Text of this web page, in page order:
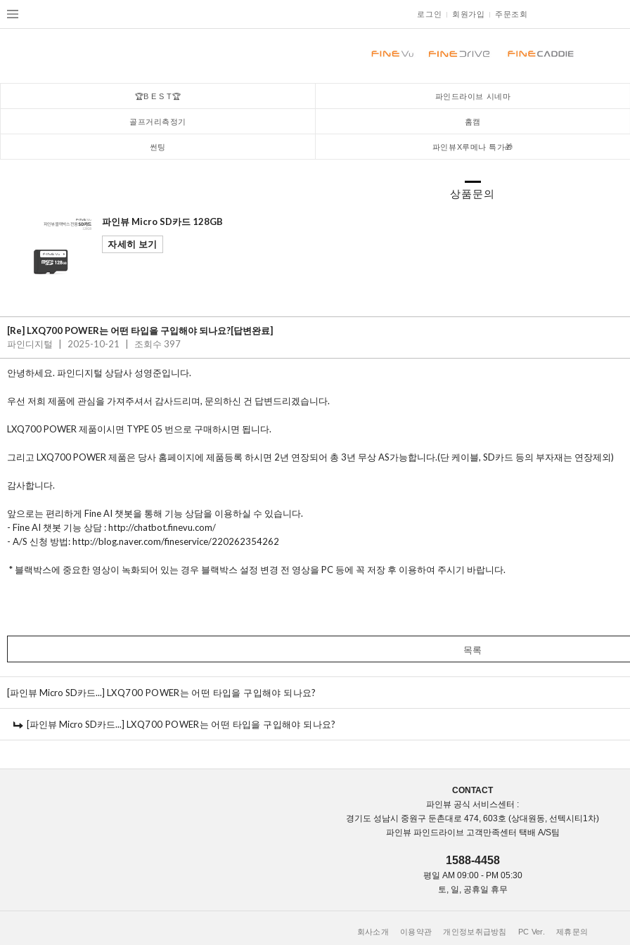
로그인 회원가입 주문조회
🏆B E S T🏆 파인드라이브 시네마
골프거리측정기 홈캠
썬팅 파인뷰X루메나 특가🎁
상품문의
파인뷰 Micro SD카드 128GB
자세히 보기
[Re] LXQ700 POWER는 어떤 타입을 구입해야 되나요?[답변완료]
파인디지털
2025-10-21 조회수 397
안녕하세요. 파인디지털 상담사 성영준입니다.
우선 저희 제품에 관심을 가져주셔서 감사드리며, 문의하신 건 답변드리겠습니다.
LXQ700 POWER 제품이시면 TYPE 05 번으로 구매하시면 됩니다.
그리고 LXQ700 POWER 제품은 당사 홈페이지에 제품등록 하시면 2년 연장되어 총 3년 무상 AS가능합니다.(단 케이블, SD카드 등의 부자재는 연장제외)
감사합니다.
앞으로는 편리하게 Fine AI 챗봇을 통해 기능 상담을 이용하실 수 있습니다.
- Fine AI 챗봇 기능 상담 : http://chatbot.finevu.com/
- A/S 신청 방법: http://blog.naver.com/fineservice/220262354262
* 블랙박스에 중요한 영상이 녹화되어 있는 경우 블랙박스 설정 변경 전 영상을 PC 등에 꼭 저장 후 이용하여 주시기 바랍니다.
목록
[파인뷰 Micro SD카드...] LXQ700 POWER는 어떤 타입을 구입해야 되나요?
[파인뷰 Micro SD카드...] LXQ700 POWER는 어떤 타입을 구입해야 되나요?
CONTACT
파인뷰 공식 서비스센터 :
경기도 성남시 중원구 둔촌대로 474, 603호 (상대원동, 선텍시티1차)
파인뷰 파인드라이브 고객만족센터 택배 A/S팀
1588-4458
평일 AM 09:00 - PM 05:30
토, 일, 공휴일 휴무
회사소개 이용약관 개인정보취급방침 PC Ver. 제휴문의